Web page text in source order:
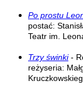
Po prostu
postać:
Teatr im.
Trzy świnki-
reżyseria: